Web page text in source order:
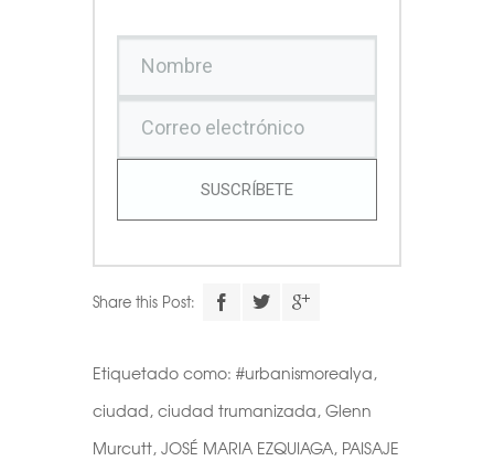
SUSCRÍBETE
Share this Post:
Etiquetado como: #urbanismorealya,
ciudad, ciudad trumanizada, Glenn
Murcutt, JOSÉ MARIA EZQUIAGA, PAISAJE